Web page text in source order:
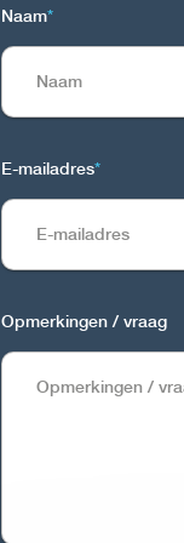
Naam*
E-mailadres*
Opmerkingen / vraag